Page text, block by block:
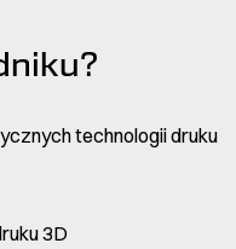
technologii druku
3D